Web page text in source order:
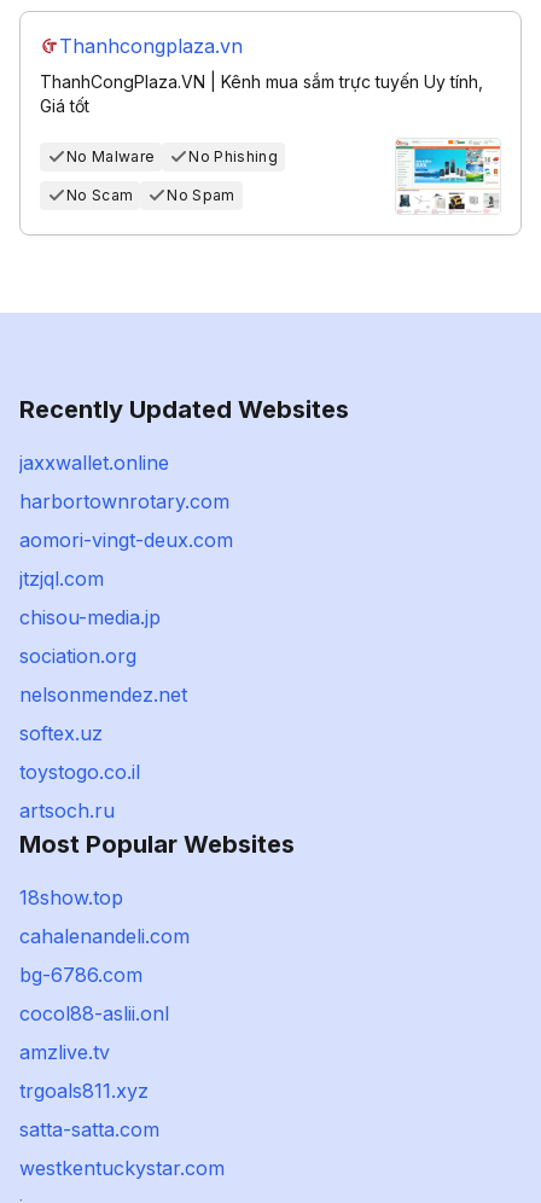
Thanhcongplaza.vn
ThanhCongPlaza.VN | Kênh mua sắm trực tuyến Uy tính,
Giá tốt
No Malware No Phishing
No Scam No Spam
Recently Updated Websites
jaxxwallet.online
harbortownrotary.com
aomori-vingt-deux.com
jtzjql.com
chisou-media.jp
sociation.org
nelsonmendez.net
softex.uz
toystogo.co.il
artsoch.ru
Most Popular Websites
18show.top
cahalenandeli.com
bg-6786.com
cocol88-aslii.onl
amzlive.tv
trgoals811.xyz
satta-satta.com
westkentuckystar.com